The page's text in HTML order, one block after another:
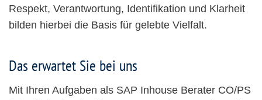
Respekt, Verantwortung, Identifikation und Klarheit
bilden hierbei die Basis für gelebte Vielfalt.
Das erwartet Sie bei uns
Mit Ihren Aufgaben als SAP Inhouse Berater CO/PS